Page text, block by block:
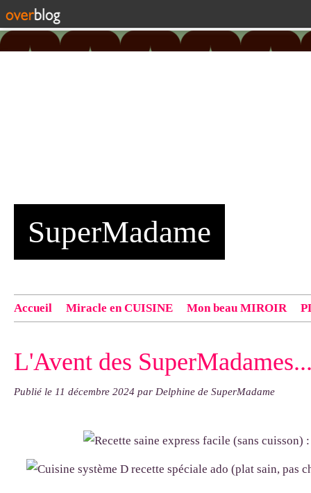
SuperMadame
Accueil Miracle en CUISINE Mon beau MIROIR
exemple : "Bonnet cloche From Annie", "Veste Rue
L'Avent des
Publié le 11 décembre 2024 par Delphine de SuperMadame